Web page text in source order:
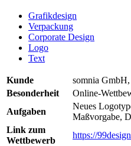
Grafikdesign
Verpackung
Corporate Design
Logo
Text
Kunde
somnia
Besonderheit
Online-
Aufgaben
Neues
Maßvorgabe,
Link zum
Wettbewerb
https://